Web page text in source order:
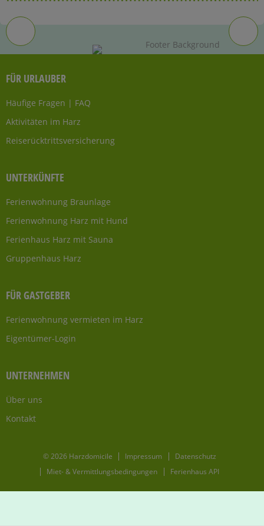
FÜR URLAUBER
Häufige Fragen | FAQ
Aktivitäten im Harz
Reiserücktrittsversicherung
UNTERKÜNFTE
Ferienwohnung Braunlage
Ferienwohnung Harz mit Hund
Ferienhaus Harz mit Sauna
Gruppenhaus Harz
FÜR GASTGEBER
Ferienwohnung vermieten im Harz
Eigentümer-Login
UNTERNEHMEN
Über uns
Kontakt
© 2026 Harzdomicile Impressum
Datenschutz
Miet- & Vermittlungsbedingungen
Ferienhaus API